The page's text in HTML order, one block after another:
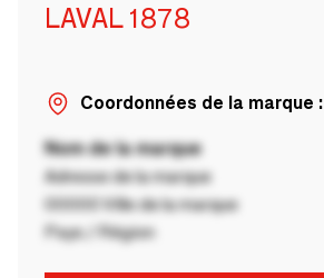
LAVAL 1878
Coordonnées de la marque :
Nom de la marque
Adresse de la marque
00000 Ville de la marque
Pays / Région